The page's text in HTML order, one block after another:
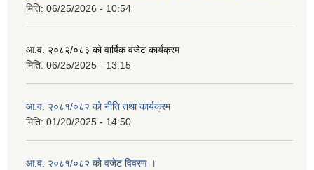
मिति: 06/25/2026 - 10:54
आ.व. २०८२/०८३ को वार्षिक वजेट कार्यक्रम
मिति: 06/25/2025 - 13:15
आ.व. २०८१/०८२ को नीति तथा कार्यक्रम
मिति: 01/20/2025 - 14:50
आ.व. २०८१/०८२ को वजेट विवरण ।